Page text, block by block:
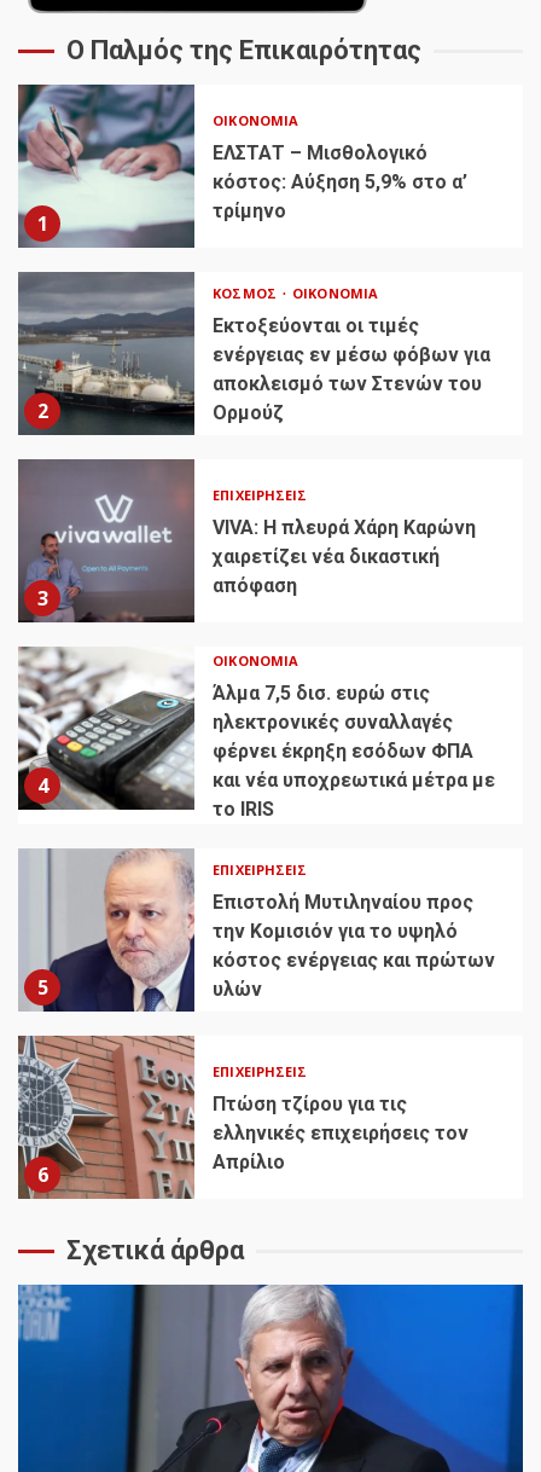
Ο Παλμός της Επικαιρότητας
1
ΟΙΚΟΝΟΜΊΑ
ΕΛΣΤΑΤ – Μισθολογικό
κόστος: Αύξηση 5,9% στο α’
τρίμηνο
2
ΚΌΣΜΟΣ ΟΙΚΟΝΟΜΊΑ
Εκτοξεύονται οι τιμές
ενέργειας εν μέσω φόβων για
αποκλεισμό των Στενών του
Ορμούζ
3
ΕΠΙΧΕΙΡΉΣΕΙΣ
VIVA: Η πλευρά Χάρη Καρώνη
χαιρετίζει νέα δικαστική
απόφαση
4
ΟΙΚΟΝΟΜΊΑ
Άλμα 7,5 δισ. ευρώ στις
ηλεκτρονικές συναλλαγές
φέρνει έκρηξη εσόδων ΦΠΑ
και νέα υποχρεωτικά μέτρα με
το IRIS
5
ΕΠΙΧΕΙΡΉΣΕΙΣ
Επιστολή Μυτιληναίου προς
την Κομισιόν για το υψηλό
κόστος ενέργειας και πρώτων
υλών
6
ΕΠΙΧΕΙΡΉΣΕΙΣ
Πτώση τζίρου για τις
ελληνικές επιχειρήσεις τον
Απρίλιο
Σχετικά άρθρα